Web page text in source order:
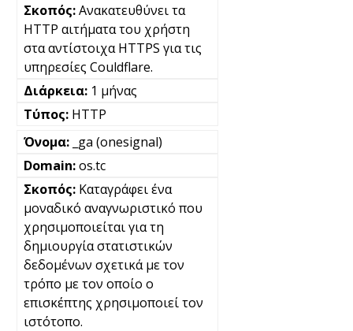
Ανακατευθύνει τα
HTTP αιτήματα του χρήστη
στα αντίστοιχα HTTPS για τις
υπηρεσίες Couldflare.
1 μήνας
HTTP
_ga (onesignal)
os.tc
Καταγράφει ένα
μοναδικό αναγνωριστικό που
χρησιμοποιείται για τη
δημιουργία στατιστικών
δεδομένων σχετικά με τον
τρόπο με τον οποίο ο
επισκέπτης χρησιμοποιεί τον
ιστότοπο.